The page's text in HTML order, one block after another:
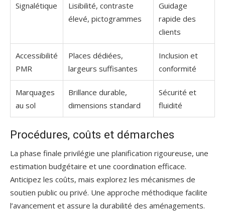
Signalétique
Lisibilité, contraste
élevé, pictogrammes
Guidage
rapide des
clients
Accessibilité
PMR
Places dédiées,
largeurs suffisantes
Inclusion et
conformité
Marquages
au sol
Brillance durable,
dimensions standard
Sécurité et
fluidité
Procédures, coûts et démarches
La phase finale privilégie une planification rigoureuse, une
estimation budgétaire et une coordination efficace.
Anticipez les coûts, mais explorez les mécanismes de
soutien public ou privé. Une approche méthodique facilite
l’avancement et assure la durabilité des aménagements.